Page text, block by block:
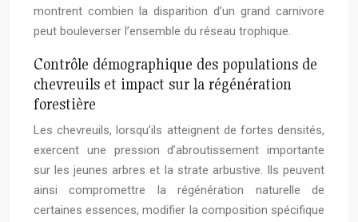
montrent combien la disparition d’un grand carnivore
peut bouleverser l’ensemble du réseau trophique.
Contrôle démographique des populations de
chevreuils et impact sur la régénération
forestière
Les chevreuils, lorsqu’ils atteignent de fortes densités,
exercent une pression d’abroutissement importante
sur les jeunes arbres et la strate arbustive. Ils peuvent
ainsi compromettre la régénération naturelle de
certaines essences, modifier la composition spécifique